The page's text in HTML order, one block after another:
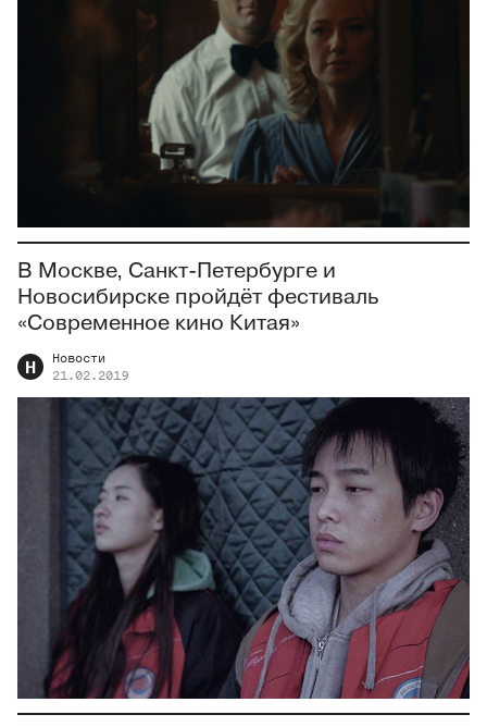
В Москве, Санкт-Петербурге и
Новосибирске пройдёт фестиваль
«Современное кино Китая»
Н
Новости
21.02.2019